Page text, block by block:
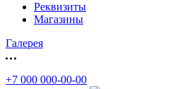
Реквизиты
Магазины
Галерея
+7 000 000-00-00